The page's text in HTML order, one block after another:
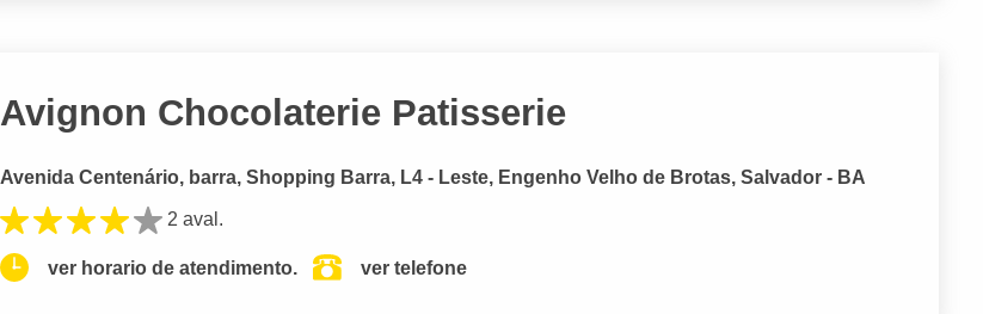
Avignon Chocolaterie Patisserie
Avenida Centenário, barra, Shopping Barra, L4 - Leste, Engenho Velho de Brotas, Salvador - BA
2 aval.
ver horario de atendimento. ver telefone